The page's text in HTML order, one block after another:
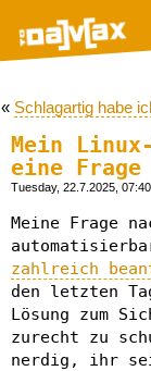
« Schlagartig habe
Mein
eine Frage
Tuesday, 22.7.2025, 07:40
Meine Frage
zahlreich
den letzten
Lösung zum
zurecht zu
nerdig, ihr